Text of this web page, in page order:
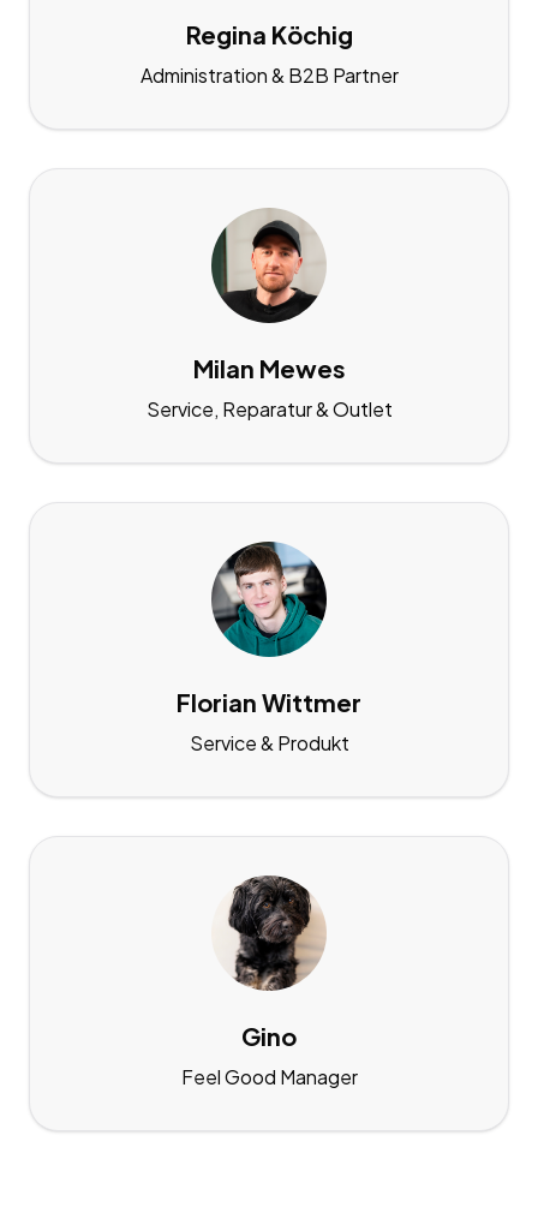
Regina Köchig
Administration & B2B Partner
Milan Mewes
Service, Reparatur & Outlet
Florian Wittmer
Service & Produkt
Gino
Feel Good Manager